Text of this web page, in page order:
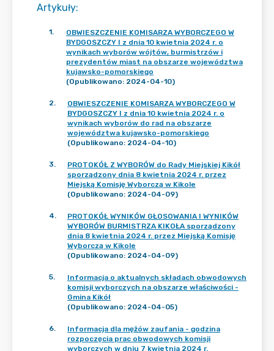
Artykuły:
1.
OBWIESZCZENIE KOMISARZA WYBORCZEGO W
BYDGOSZCZY I z dnia 10 kwietnia 2024 r. o
wynikach wyborów wójtów, burmistrzów i
prezydentów miast na obszarze województwa
kujawsko-pomorskiego
(Opublikowano: 2024-04-10)
2.
OBWIESZCZENIE KOMISARZA WYBORCZEGO W
BYDGOSZCZY I z dnia 10 kwietnia 2024 r. o
wynikach wyborów do rad na obszarze
województwa kujawsko-pomorskiego
(Opublikowano: 2024-04-10)
3.
PROTOKÓŁ Z WYBORÓW do Rady Miejskiej Kikół
sporządzony dnia 8 kwietnia 2024 r. przez
Miejską Komisję Wyborczą w Kikole
(Opublikowano: 2024-04-09)
4.
PROTOKÓŁ WYNIKÓW GŁOSOWANIA I WYNIKÓW
WYBORÓW BURMISTRZA KIKOŁA sporządzony
dnia 8 kwietnia 2024 r. przez Miejską Komisję
Wyborczą w Kikole
(Opublikowano: 2024-04-09)
5.
Informacja o aktualnych składach obwodowych
komisji wyborczych na obszarze właściwości -
Gmina Kikół
(Opublikowano: 2024-04-05)
6.
Informacja dla mężów zaufania - godzina
rozpoczęcia prac obwodowych komisji
wyborczych w dniu 7 kwietnia 2024 r.